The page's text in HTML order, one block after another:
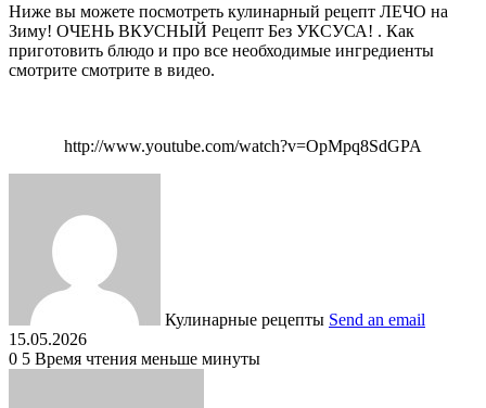
Ниже вы можете посмотреть кулинарный рецепт ЛЕЧО на
Зиму! ОЧЕНЬ ВКУСНЫЙ Рецепт Без УКСУСА! . Как
приготовить блюдо и про все необходимые ингредиенты
смотрите смотрите в видео.
http://www.youtube.com/watch?v=OpMpq8SdGPA
Кулинарные рецепты Send an email
15.05.2026
0 5 Время чтения меньше минуты